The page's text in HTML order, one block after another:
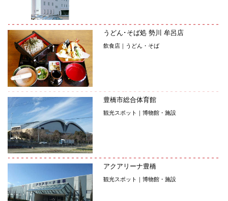
うどん･そば処 勢川 牟呂店
飲食店｜うどん・そば
豊橋市総合体育館
観光スポット｜博物館・施設
アクアリーナ豊橋
観光スポット｜博物館・施設